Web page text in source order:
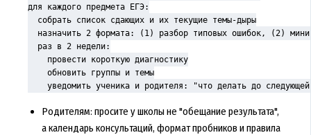
для каждого предмета ЕГЭ:
  собрать список сдающих и их текущие темы-дыры
назначить 2 формата: (1) разбор типовых ошибок, (2)
  раз в 2 недели:
    провести короткую диагностику
    обновить группы и темы
уведомить ученика и родителя: "что делать до
Родителям: просите у школы не "обещание результата",
а календарь консультаций, формат пробников и правила